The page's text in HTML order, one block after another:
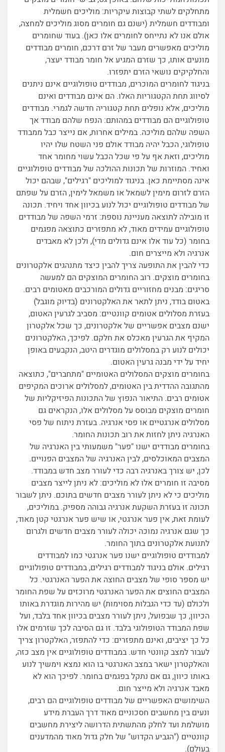
מתחלקים לשתי קבוצות עיקריות: מוליכים חשמלית
ומבודדים חשמלית (ישנם גם חומרים מסוג מוליכים למחצה,
אולם אנו לא נתייחס לחומרים אלו כאן). בעוד שחומרים
מוליכים מאפשרים מעבר של זרם דרכם, חומרים מבודדים
מונעים אותו, כך שזרם המגיע אל חומר מבודד יעצר,
והחלקיקים נושאי הזרם יתפזרו.
בניגוד לחומרים המוכרים, מבודדים טופולוגיים אינם ניתנים
לסיווג תחת הקטגוריות האלו. הם אינם מבודדים ואינם
מוליכים, אלא נופלים תחת קטגוריה חדשה לגמרי. מבודדים
טופולוגיים הם מבודדים במהותם: הנפח שלהם מבודד אך
השפה שלהם מוליכה. במילים אחרות, אם נייצר כבל ממבודד
טופולוגי, הכבל יהיה מבודד אולם פני השטח שלו יהיו
מוליכים, וזאת אף על פי שכל הכבל עשוי מחומר אחד
ואחיד. המוזרות של תכונות ההולכה של מבודדים טופולוגיים
אינה מסתיימת כאן. בניגוד למוליכים "רגילים", שבהם יכול
הזרם לזרום מימין לשמאל או משמאל לימין, הזרם על שפתם
של מבודדים טופולוגיים יכול לנוע בכיוון אחד ויחיד. תכונה
זו מובילה לתוצאה מעניינת נוספת: זרמי השפה של מבודדים
טופולוגיים עמידים מאוד, לא מתפזרים כתוצאה מפגמים
בחומר (כל עוד אלו אינם גדולים מדי), ולכן לא מאבדים
אנרגיה ולא מייצרים חום.
כדי להבין את התופעה צריך להבין כיצד מתנהגים אלקטרונים
בחומרים מוצקים. רוב החומרים המוצקים הם למעשה
סריגים: מבנים מחזוריים גדולים המורכבים מאטומים רבים.
באטום בודד, ניתן לתאר את האלקטרונים (בדיוק מוגבל)
בעזרת מסלולים אטומים קוונטיים: מסביב לגרעין האטום,
ישנם מצבים אפשריים של אלקטרונים, כך שכל אלקטרון
המקיף את הגרעין מאכלס את חלקם. לפיכך, האלקטרונים
יכולים לנוע רק במסלולים מוגדרים היטב, הנקבעים באופן
יחיד על ידי מבנה גרעין האטום.
בחומרים מוצקים המסלולים האטומיים "מתחברים", כתוצאה
מהתגובה ההדדית בין האטומים, למסלולים ארוכים המקיפים
אטומים רבים. התיאור הנפוץ של התכונות הפיזיקליות של
חומרים מוצקים מבוסס על מסלולים אלו, הנקראים גם
מסלולים אנרגטיים או פסי אנרגיה. בעזרת ניתוח של פסי
האנרגיה ניתן לחזות את רוב תכונות החומר.
בחומרים מבודדים ישנו "פער" משמעותי בין האנרגיה של
המצבים המאוכלסים, לבין האנרגיה של המצבים הפנויים.
לכן, יש צורך באנרגיה רבה כדי לעורר מצב חדש במבודד.
מסיבה זו חומרים אלו לא מוליכים: לא ניתן לייצר מצבים
מוליכים כי לא ניתן לעורר מצבים חדשים בתוכם. ניתן לשבור
תכונה זו בעזרת השקעת אנרגיה גבוהה מספיק. במוליכים,
לעומת זאת, אין פער אנרגטי, או שיש פער אנרגטי קטן מאוד,
כך שגם אנרגיה נמוכה יכולה לעורר מצבים חדשים ולגרום
לתנועת אלקטרונים בתוך החומר.
למבודדים טופולוגיים ישנו פער אנרגטי כמו למבודדים
רגילים. אולם בניגוד למבודדים רגילים, במבודדים טופולוגיים
יש מספר סופי של מצבים החוצה את הפער האנרגטי. כל
המצבים החוצים את הפער האנרגטי מרוכזים על שפת החומר
ולכולם (עד כדי הגבלות מסוימות) יש מהירות מוגדרת באותו
הכיוון, כך שבפועל, ניתן לעורר מצבים בכיוון אחד בלבד, ועל
שפת המבודד הטופולוגי בלבד. זו גם הסיבה לכך שזרמים אלו
כל כך יציבים, ואינם מתפזרים: כדי להתפזר, האלקטרון צריך
לעבור למצב קוונטי חדש. במבודדים טופולוגיים אין מצב כזה,
והאלקטרון ישאר במצב האנרגטי בו הוא נמצא וימשיך לנוע
באותו כיוון, גם אם נתקל בפגמים בחומר. לפיכך הוא לא
מאבד אנרגיה ולא מייצר חום.
השימושים האפשריים של מבודדים טופולוגיים הם רבים,
ונעים בין מחשבים חסכוניים מאוד דרך העברת מידע
מושלמת ועד לחלק מהתשתית הדרושה ליצירת מחשבים
קוונטיים ("הגביע הקדוש" של חלק גדול מאוד מהמדענים
בעולם).